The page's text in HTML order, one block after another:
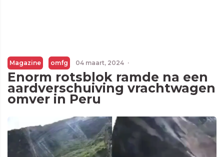
Magazine omfg 04 maart, 2024 ·
Enorm rotsblok ramde na een
aardverschuiving vrachtwagen
omver in Peru